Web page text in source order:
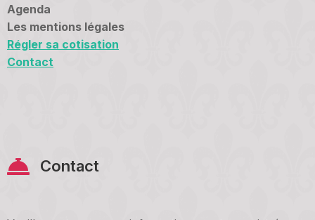
Agenda
Les mentions légales
Régler sa cotisation
Contact
Contact